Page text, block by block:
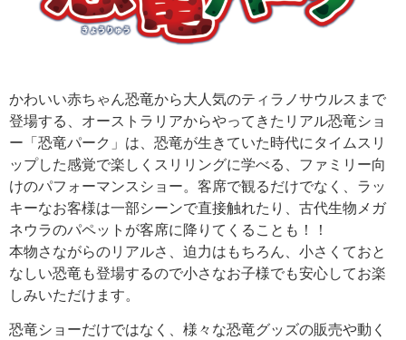
かわいい赤ちゃん恐竜から大人気のティラノサウルス まで
登場する、 オーストラリアからやってきたリアル恐竜ショ
ー「恐竜パーク」は、恐竜が生きていた時代にタイムスリ
ップした感覚で楽しくスリリングに学べる、 ファミリー向
けのパフォーマンスショー。客席で観るだけでなく、ラッ
キーなお客様は一部シーンで直接触れたり、古代生物メガ
ネウラのパペットが客席に降りてくることも！！
本物さながらのリアルさ、迫力はもちろん、小さくておと
なしい恐竜も登場するので小さなお子様でも安心してお楽
しみいただけます。
恐竜ショーだけではなく、様々な恐竜グッズの販売や動く